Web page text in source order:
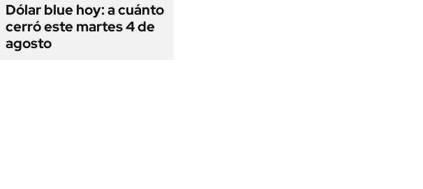
Dólar blue hoy: a cuánto
cerró este martes 4 de
agosto